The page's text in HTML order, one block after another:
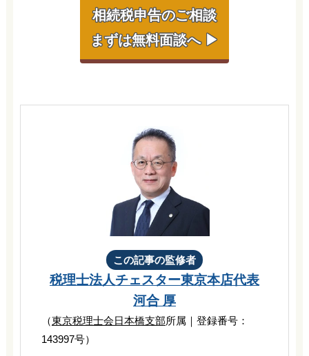
相続税申告のご相談
まずは無料面談へ ▶
この記事の監修者
税理士法人チェスター東京本店代表
河合 厚
（東京税理士会日本橋支部所属｜登録番号：
143997号）